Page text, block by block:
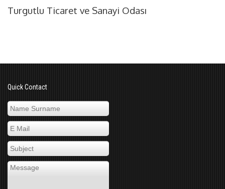
Turgutlu Ticaret ve Sanayi Odası
Quick Contact